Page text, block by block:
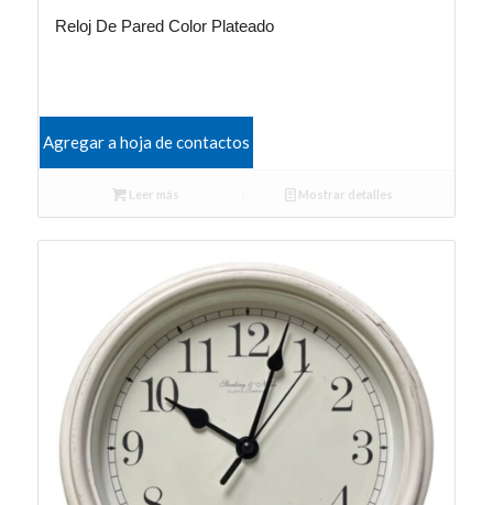
Reloj De Pared Color Plateado
Agregar a hoja de contactos
Leer más Mostrar detalles